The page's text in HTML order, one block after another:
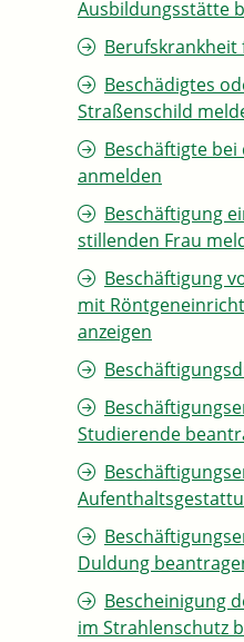
Ausbildungsstätte
Berufskrankheit
Beschädigtes
Straßenschild
Beschäftigte
anmelden
Beschäftigung
stillenden Frau
Beschäftigung
mit
anzeigen
Studierende
Duldung
Bescheinigung
im Strahlenschutz